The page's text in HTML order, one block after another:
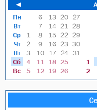
◄
Пн
Вт
Ср
Чт
Пт
Сб
Вс
6 13 20
27
7
14 21
28
1
8 15 22 29
2
9 16 23 30
3
10 17 24 31
4
11 18 25
5
12 19 26
1
2